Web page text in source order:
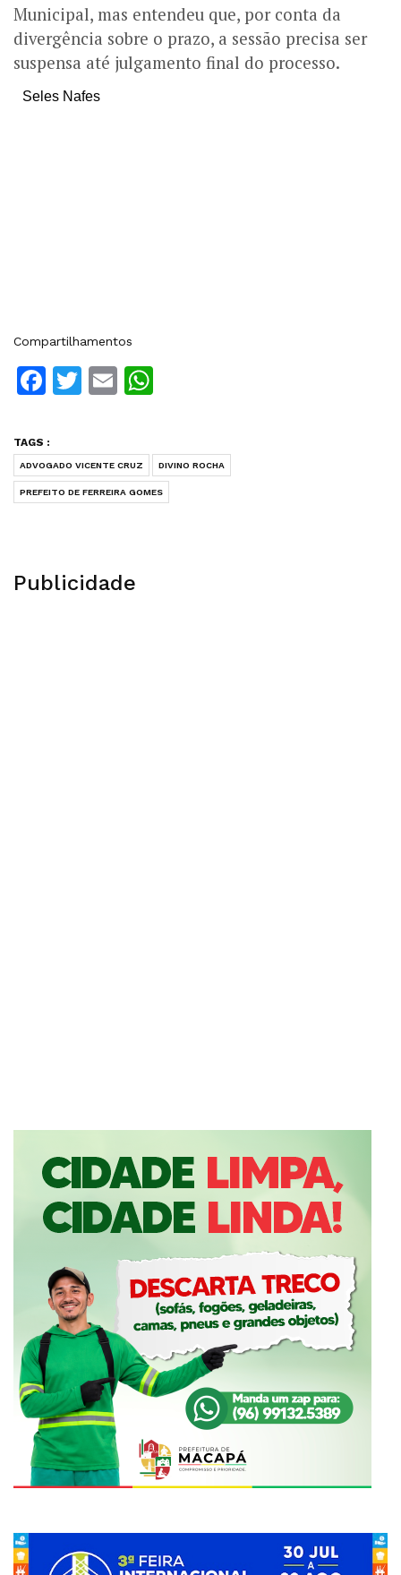
Municipal, mas entendeu que, por conta da
divergência sobre o prazo, a sessão precisa ser
suspensa até julgamento final do processo.
Seles Nafes
Compartilhamentos
Facebook
Twitter
Email
TAGS :
ADVOGADO VICENTE CRUZ DIVINO ROCHA
PREFEITO DE FERREIRA GOMES
Publicidade